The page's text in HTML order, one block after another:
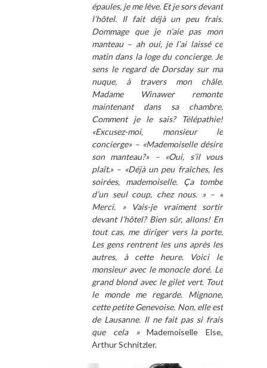
épaules, je me lève. Et je sors devant
l’hôtel. Il fait déjà un peu frais.
Dommage que je n’aie pas mon
manteau – ah oui, je l’ai laissé ce
matin dans la loge du concierge. Je
sens le regard de Dorsday sur ma
nuque, à travers mon châle.
Madame Winawer remonte
maintenant dans sa chambre.
Comment je le sais? Télépathie!
«Excusez-moi, monsieur le
concierge» – «Mademoiselle désire
son manteau?» – «Oui, s’il vous
plaît.» – «Déjà un peu fraîches, les
soirées, mademoiselle. Ça tombe
d’un seul coup, chez nous. » – «
Merci. » Vais-je vraiment sortir
devant l’hôtel? Bien sûr, allons! En
tout cas, me diriger vers la porte.
Les gens rentrent les uns après les
autres, à cette heure. Voici le
monsieur avec le monocle doré. Le
grand blond avec le gilet vert. Tout
le monde me regarde. Mignone,
cette petite Genevoise. Non, elle est
de Lausanne. Il ne fait pas si frais
que cela »Mademoiselle Else,
Arthur Schnitzler.